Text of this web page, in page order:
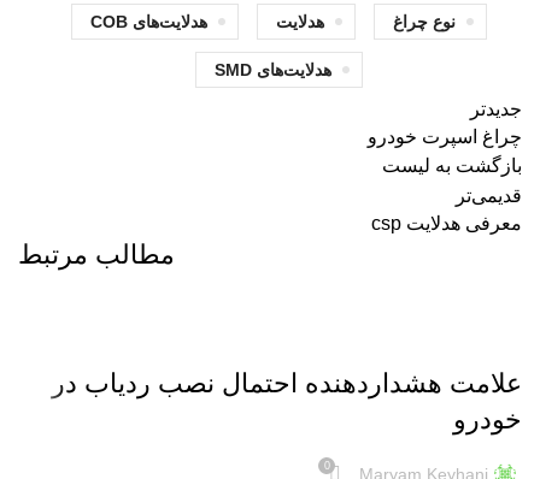
نوع چراغ هدلایت‌ هدلایت‌های COB
هدلایت‌های SMD
جدیدتر
چراغ اسپرت خودرو
بازگشت به لیست
قدیمی‌تر
معرفی هدلایت csp
مطالب مرتبط
علامت هشداردهنده احتمال نصب ردیاب در
خودرو
Maryam Keyhani
0